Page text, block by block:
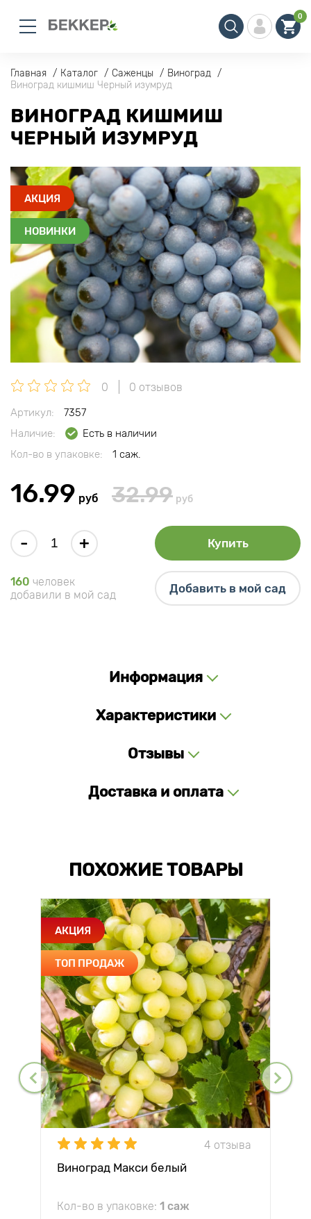
0
Главная Каталог Саженцы
Виноград
Виноград кишмиш Черный изумруд
ВИНОГРАД КИШМИШ
ЧЕРНЫЙ ИЗУМРУД
АКЦИЯ
НОВИНКИ
0 0 отзывов
Артикул:
7357
Наличие:
Есть в наличии
Кол-во в упаковке:
1 саж.
16.99 руб 32.99 руб
- + Купить
160 человек
добавили в мой сад
Добавить в мой сад
Информация
Характеристики
Отзывы
Доставка и оплата
ПОХОЖИЕ ТОВАРЫ
АКЦИЯ
ТОП ПРОДАЖ
4 отзыва
Виноград Макси белый
Кол-во в упаковке: 1 саж